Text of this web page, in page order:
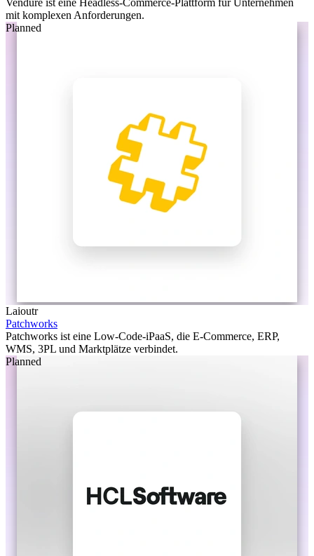
mit komplexen Anforderungen.
Planned
Laioutr
Patchworks
Patchworks ist eine Low-Code-iPaaS, die E-Commerce, ERP,
WMS, 3PL und Marktplätze verbindet.
Planned